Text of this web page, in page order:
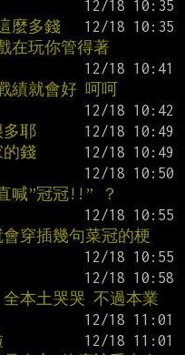
麼多錢
在玩你管得著
績就會好 呵呵
耶
錢
喊”冠冠!!” ？
穿插幾句菜冠的梗
本土哭哭 不過本業